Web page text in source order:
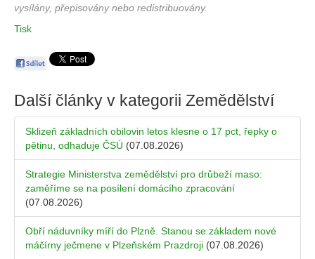
vysílány, přepisovány nebo redistribuovány.
Tisk
Další články v kategorii Zemědělství
Sklizeň základních obilovin letos klesne o 17 pct, řepky o
pětinu, odhaduje ČSÚ (07.08.2026)
Strategie Ministerstva zemědělství pro drůbeží maso:
zaměříme se na posílení domácího zpracování
(07.08.2026)
Obří náduvníky míří do Plzně. Stanou se základem nové
máčírny ječmene v Plzeňském Prazdroji (07.08.2026)